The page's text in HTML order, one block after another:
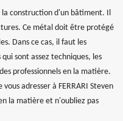
la construction d'un bâtiment. Il
Ce métal doit être protégé
Dans ce cas, il faut les
sont assez techniques, les
professionnels en la matière.
adresser à FERRARI Steven
la matière et n'oubliez pas